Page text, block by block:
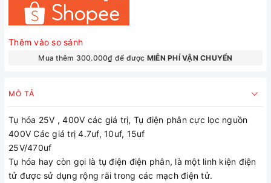
Thêm vào so sánh
Mua thêm 300.000₫ để được MIỄN PHÍ VẬN CHUYỂN
MÔ TẢ
Tụ hóa 25V , 400V các giá trị, Tụ điện phân cực lọc nguồn
400V Các giá trị 4.7uf, 10uf, 15uf
25V/470uf
Tụ hóa hay còn gọi là tụ điện điện phân, là một linh kiện điện
tử được sử dụng rộng rãi trong các mạch điện tử.